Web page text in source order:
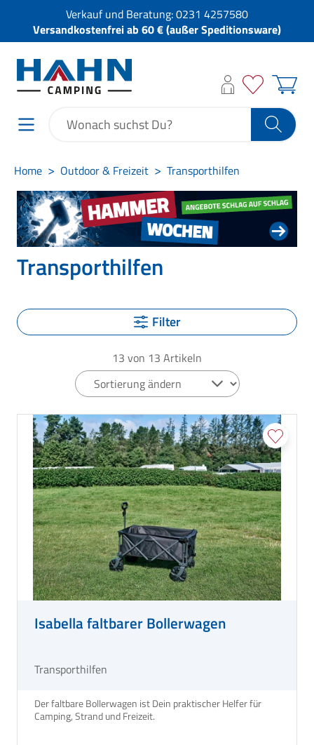
Verkauf und Beratung:0231 4257580
Versandkostenfrei ab 60 € (außer Speditionsware)
Home Outdoor & Freizeit Transporthilfen
Transporthilfen
Filter
13 von 13 Artikeln
Isabella faltbarer Bollerwagen
Transporthilfen
Der faltbare Bollerwagen ist Dein praktischer Helfer für